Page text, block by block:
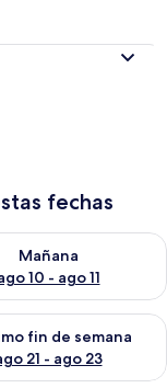
fechas
ago 10
Mañana
10 - ago 11
disponibilidad
ago 14 -
fin de semana
21 - ago 23
disponibilidad